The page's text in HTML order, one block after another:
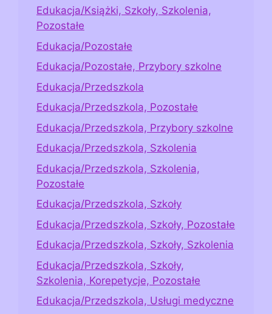
Edukacja/Książki, Szkoły, Szkolenia,
Pozostałe
Edukacja/Pozostałe
Edukacja/Pozostałe, Przybory szkolne
Edukacja/Przedszkola
Edukacja/Przedszkola, Pozostałe
Edukacja/Przedszkola, Przybory szkolne
Edukacja/Przedszkola, Szkolenia
Edukacja/Przedszkola, Szkolenia,
Pozostałe
Edukacja/Przedszkola, Szkoły
Edukacja/Przedszkola, Szkoły, Pozostałe
Edukacja/Przedszkola, Szkoły, Szkolenia
Edukacja/Przedszkola, Szkoły,
Szkolenia, Korepetycje, Pozostałe
Edukacja/Przedszkola, Usługi medyczne